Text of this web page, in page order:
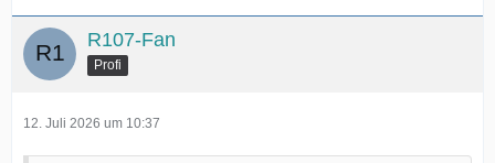
R107-Fan
Profi
12. Juli 2026 um 10:37